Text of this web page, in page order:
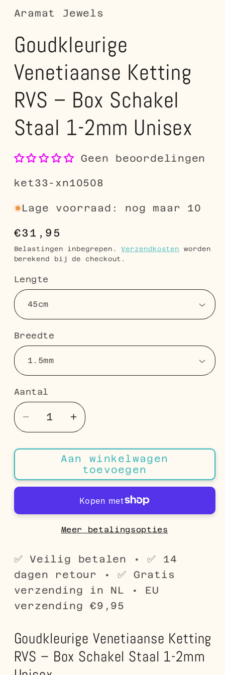
Aramat Jewels
Goudkleurige
Venetiaanse Ketting
RVS – Box Schakel
Staal 1-2mm Unisex
Geen beoordelingen
SKU:
ket33-xn10508
Lage voorraad: nog maar 10
Normale
prijs
€31,95
Belastingen inbegrepen.Verzendkosten worden
berekend bij de checkout.
Lengte
Breedte
Aantal
Aantal
Aantal
verlagen
voor
Goudkleurige
Venetiaanse
Ketting
–
Staal
1-
2mm
Unisex
Aantal
verhogen
voor
Goudkleurige
Venetiaanse
Ketting
RVS
–
Box
Staal
1-
2mm
Unisex
Aan winkelwagen
toevoegen
Meer betalingsopties
✅ Veilig betalen • ✅ 14
dagen retour • ✅ Gratis
verzending in NL • EU
verzending €9,95
Goudkleurige Venetiaanse Ketting
RVS – Box Schakel Staal 1-2mm